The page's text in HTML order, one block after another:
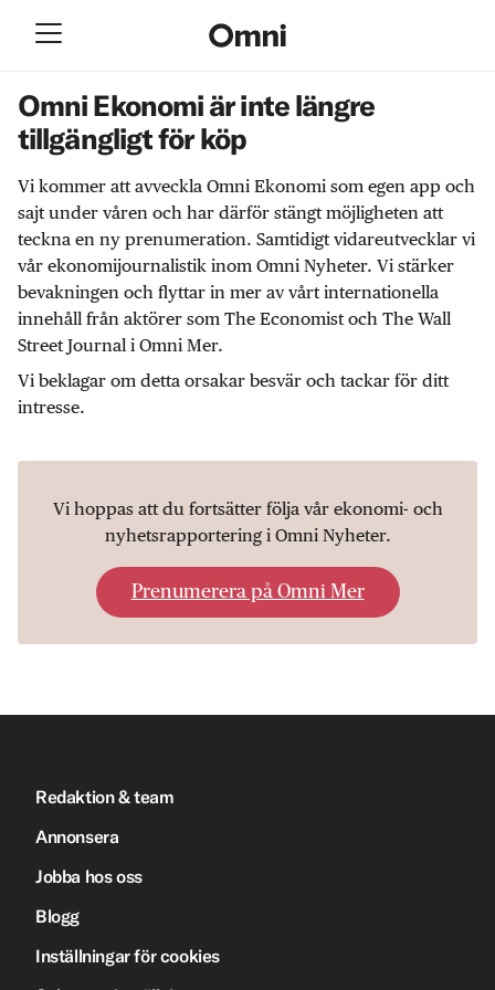
Omni Ekonomi är inte längre
tillgängligt för köp
Vi kommer att avveckla Omni Ekonomi som egen app och
sajt under våren och har därför stängt möjligheten att
teckna en ny prenumeration. Samtidigt vidareutvecklar vi
vår ekonomijournalistik inom Omni Nyheter. Vi stärker
bevakningen och flyttar in mer av vårt internationella
innehåll från aktörer som The Economist och The Wall
Street Journal i Omni Mer.
Vi beklagar om detta orsakar besvär och tackar för ditt
intresse.
Vi hoppas att du fortsätter följa vår ekonomi- och
nyhetsrapportering i Omni Nyheter.
Prenumerera på Omni Mer
Redaktion & team
Annonsera
Jobba hos oss
Blogg
Inställningar för cookies